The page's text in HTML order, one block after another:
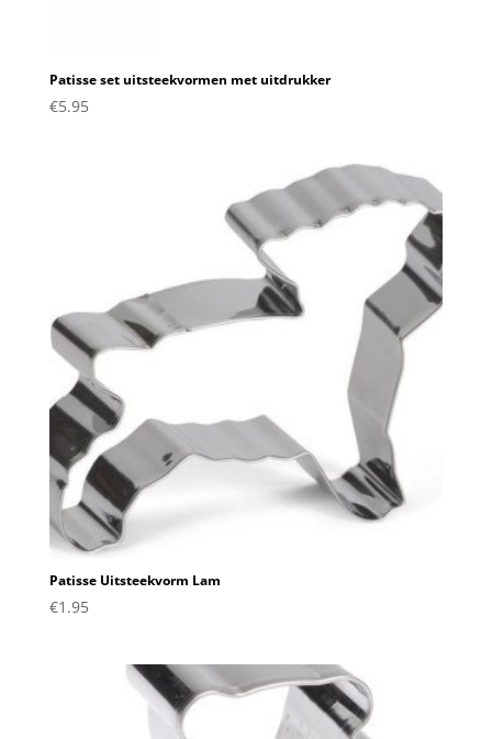
Patisse set uitsteekvormen met uitdrukker
€5.95
Patisse Uitsteekvorm Lam
€1.95